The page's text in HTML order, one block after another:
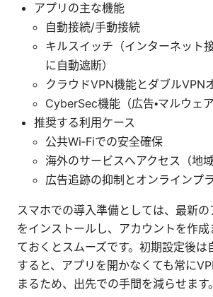
アプリの主な機能
自動接続/手動接続
キルスイッチ（インターネット
に自動遮断）
クラウドVPN機能とダブルVPN
CyberSec機能（広告・マルウェ
推奨する利用ケース
公共Wi‑Fiでの安全確保
海外のサービスへアクセス（地
広告追跡の抑制とオンラインプ
スマホでの導入準備としては、最新
をインストールし、アカウントを作
ておくとスムーズです。初期設定後は
すると、アプリを開かなくても常に
まるため、出先での手間を減らせます。